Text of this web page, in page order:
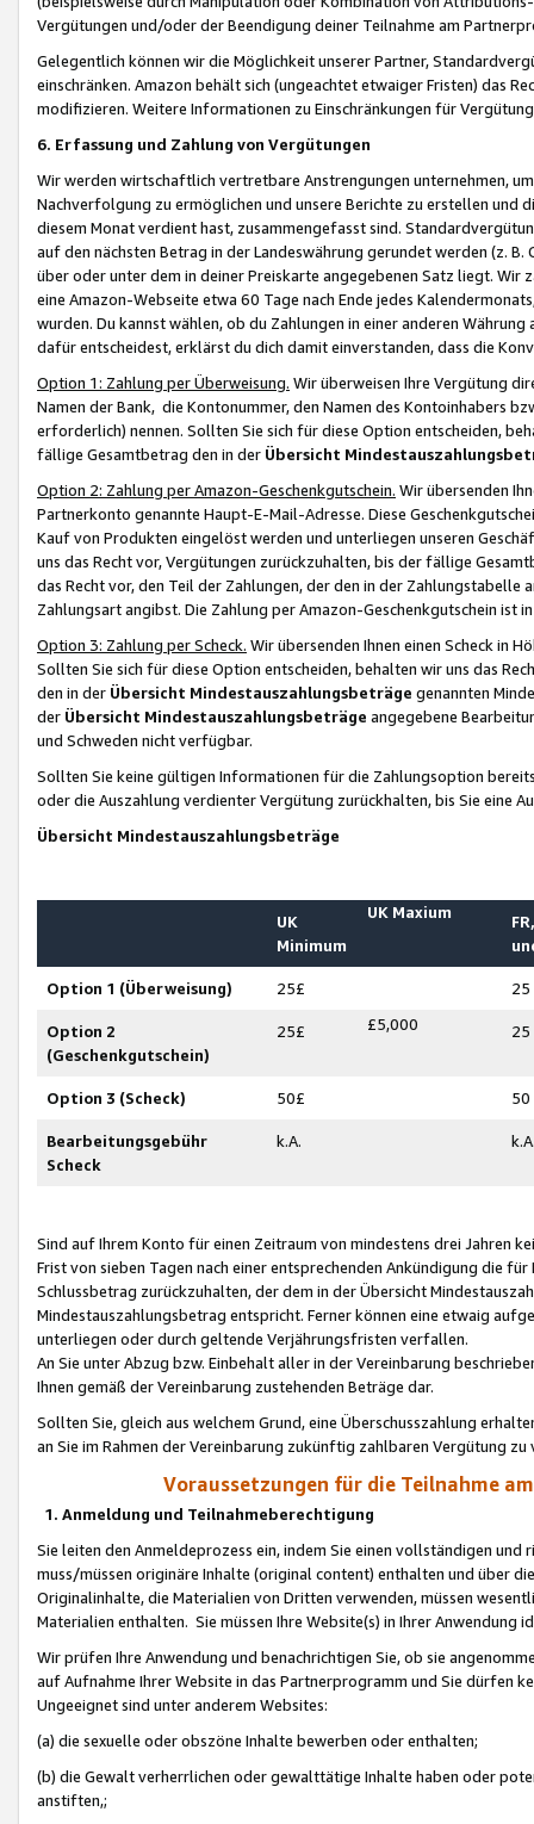
Vergütungen und/oder der Beendigung deiner Teilnahme am
Gelegentlich können wir die Möglichkeit unserer Partner,
einschränken. Amazon behält sich (ungeachtet etwaiger Fristen) das
modifizieren. Weitere Informationen zu Einschränkungen für
6. Erfassung und Zahlung von Vergütungen
Wir werden wirtschaftlich vertretbare Anstrengungen unternehmen,
Nachverfolgung zu ermöglichen und unsere Berichte zu erstellen und
diesem Monat verdient hast, zusammengefasst sind.
auf den nächsten Betrag in der Landeswährung gerundet werden (z.
über oder unter dem in deiner Preiskarte angegebenen Satz liegt.
eine Amazon-Webseite etwa 60 Tage nach Ende jedes
wurden. Du kannst wählen, ob du Zahlungen in einer anderen
dafür entscheidest, erklärst du dich damit einverstanden, dass die
Option 1: Zahlung per Überweisung. Wir überweisen Ihre Vergütung
Namen der Bank, die Kontonummer, den Namen des Kontoinhabers
erforderlich) nennen. Sollten Sie sich für diese Option entscheiden,
fällige Gesamtbetrag den in der Übersicht
Option 2: Zahlung per Amazon-Geschenkgutschein. Wir übersenden
Partnerkonto genannte Haupt-E-Mail-Adresse. Diese
Kauf von Produkten eingelöst werden und unterliegen unseren
uns das Recht vor, Vergütungen zurückzuhalten, bis der fällige
das Recht vor, den Teil der Zahlungen, der den in der
Zahlungsart angibst. Die Zahlung per Amazon-Geschenkgutschein ist
Option 3: Zahlung per Scheck. Wir übersenden Ihnen einen Scheck in
Sollten Sie sich für diese Option entscheiden, behalten wir uns das
den in der Übersicht Mindestauszahlungsbeträge genannten
der Übersicht Mindestauszahlungsbeträge angegebene
und Schweden nicht verfügbar.
Sollten Sie keine gültigen Informationen für die Zahlungsoption
oder die Auszahlung verdienter Vergütung zurückhalten, bis Sie
Übersicht Mindestauszahlungsbeträge
UK
Minimum
UK Maxium
Option 1 (Überweisung) 25£ 25
Option 2
(Geschenkgutschein)
25£ £5,000 25
Option 3 (Scheck) 50£ 50
Bearbeitungsgebühr
Scheck
k.A.
Sind auf Ihrem Konto für einen Zeitraum von mindestens drei Jahren
Frist von sieben Tagen nach einer entsprechenden Ankündigung die
Schlussbetrag zurückzuhalten, der dem in der Übersicht
Mindestauszahlungsbetrag entspricht. Ferner können eine etwaig
unterliegen oder durch geltende Verjährungsfristen verfallen.
An Sie unter Abzug bzw. Einbehalt aller in der Vereinbarung
Ihnen gemäß der Vereinbarung zustehenden Beträge dar.
Sollten Sie, gleich aus welchem Grund, eine Überschusszahlung
an Sie im Rahmen der Vereinbarung zukünftig zahlbaren Vergütung zu
Voraussetzungen für die Teilnahme
1. Anmeldung und Teilnahmeberechtigung
Sie leiten den Anmeldeprozess ein, indem Sie einen vollständigen
muss/müssen originäre Inhalte (original content) enthalten und über
Originalinhalte, die Materialien von Dritten verwenden, müssen
Materialien enthalten. Sie müssen Ihre Website(s) in Ihrer Anwendung
Wir prüfen Ihre Anwendung und benachrichtigen Sie, ob sie
auf Aufnahme Ihrer Website in das Partnerprogramm und Sie dürfen
Ungeeignet sind unter anderem Websites:
(a) die sexuelle oder obszöne Inhalte bewerben oder enthalten;
(b) die Gewalt verherrlichen oder gewalttätige Inhalte haben oder
anstiften,;